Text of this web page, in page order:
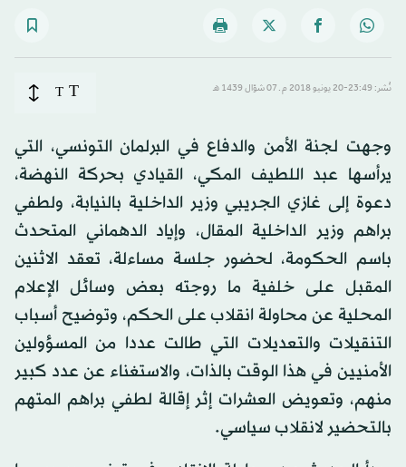
نُشر: 23:49-20 يونيو 2018 م ـ 07 شوّال 1439 هـ T
T
وجهت لجنة الأمن والدفاع في البرلمان التونسي، التي
يرأسها عبد اللطيف المكي، القيادي بحركة النهضة،
دعوة إلى غازي الجريبي وزير الداخلية بالنيابة، ولطفي
براهم وزير الداخلية المقال، وإياد الدهماني المتحدث
باسم الحكومة، لحضور جلسة مساءلة، تعقد الاثنين
المقبل على خلفية ما روجته بعض وسائل الإعلام
المحلية عن محاولة انقلاب على الحكم، وتوضيح أسباب
التنقيلات والتعديلات التي طالت عددا من المسؤولين
الأمنيين في هذا الوقت بالذات، والاستغناء عن عدد كبير
منهم، وتعويض العشرات إثر إقالة لطفي براهم المتهم
بالتحضير لانقلاب سياسي.